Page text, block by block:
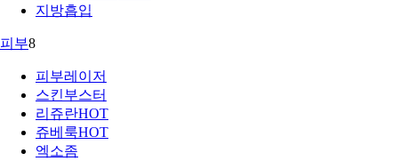
지방흡입
피부8
피부레이저
스킨부스터
리쥬란HOT
쥬베룩HOT
엑소좀